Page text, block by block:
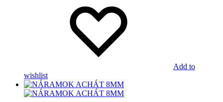
Add to
wishlist